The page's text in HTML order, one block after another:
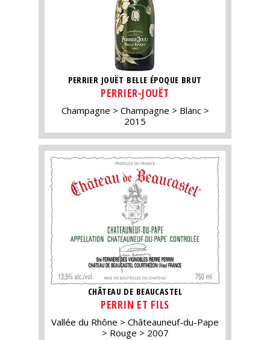
PERRIER JOUËT BELLE ÉPOQUE BRUT
PERRIER-JOUËT
Champagne Champagne
Blanc
2015
CHÂTEAU DE BEAUCASTEL
PERRIN ET FILS
Vallée du Rhône
Châteauneuf-du-Pape
Rouge
2007